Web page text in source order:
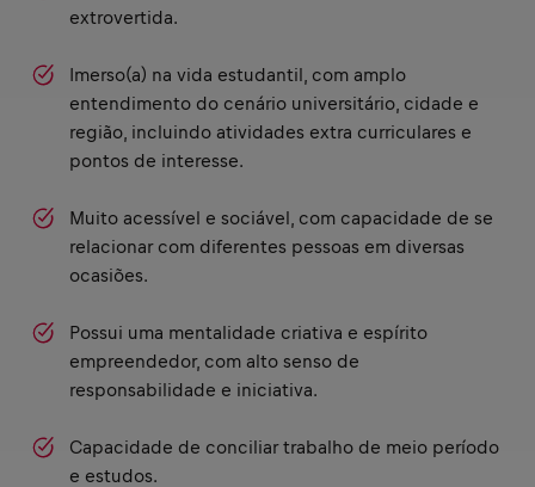
extrovertida.
Imerso(a) na vida estudantil, com amplo
entendimento do cenário universitário, cidade e
região, incluindo atividades extra curriculares e
pontos de interesse.
Muito acessível e sociável, com capacidade de se
relacionar com diferentes pessoas em diversas
ocasiões.
Possui uma mentalidade criativa e espírito
empreendedor, com alto senso de
responsabilidade e iniciativa.
Capacidade de conciliar trabalho de meio período
e estudos.